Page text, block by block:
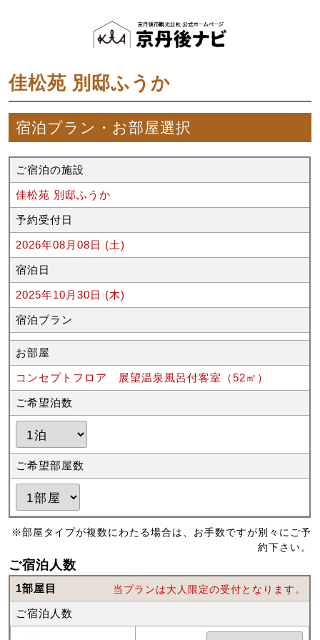
佳松苑 別邸ふうか
宿泊プラン・お部屋選択
ご宿泊の施設
佳松苑 別邸ふうか
予約受付日
2026年08月08日 (土)
宿泊日
2025年10月30日 (木)
宿泊プラン
お部屋
コンセプトフロア 展望温泉風呂付客室（52㎡）
ご希望泊数
ご希望部屋数
※部屋タイプが複数にわたる場合は、お手数ですが別々にご予
約下さい。
ご宿泊人数
1部屋目 当プランは大人限定の受付となります。
ご宿泊人数